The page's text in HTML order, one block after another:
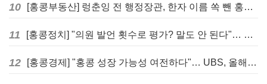
10 [홍콩부동산] 렁춘잉 전 행정장관, 한자 이름 쏙 뺀 홍콩 고급 아파트 단지들에 쓴소리
11 [홍콩정치] "의원 발언 횟수로 평가? 말도 안 된다"… 홍콩 입법회 의장의 일침
12 [홍콩경제] "홍콩 성장 가능성 여전하다"… UBS, 올해 홍콩 GDP 성장률 전망치 4.5%로 대폭 상향